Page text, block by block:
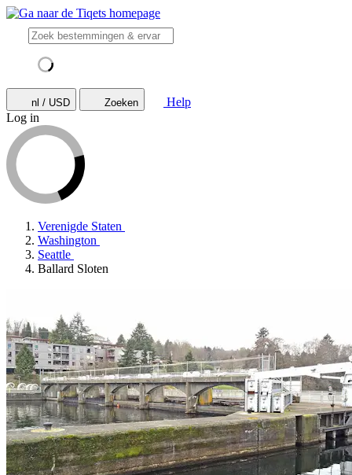
nl / USD Zoeken
Help
Log in
Verenigde Staten
Washington
Seattle
Ballard Sloten